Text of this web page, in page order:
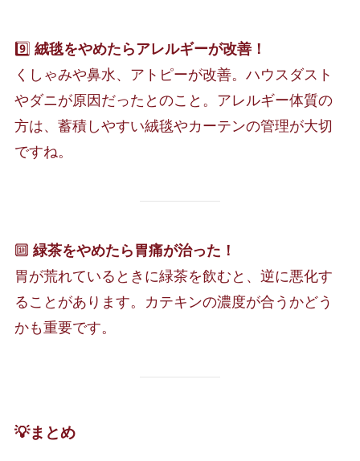
9️⃣ 絨毯をやめたらアレルギーが改善！
くしゃみや鼻水、アトピーが改善。ハウスダスト
やダニが原因だったとのこと。アレルギー体質の
方は、蓄積しやすい絨毯やカーテンの管理が大切
ですね。
🔟 緑茶をやめたら胃痛が治った！
胃が荒れているときに緑茶を飲むと、逆に悪化す
ることがあります。カテキンの濃度が合うかどう
かも重要です。
💡まとめ